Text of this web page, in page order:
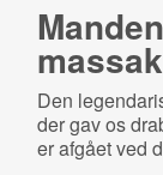
Den
der gav os
er afgået ved